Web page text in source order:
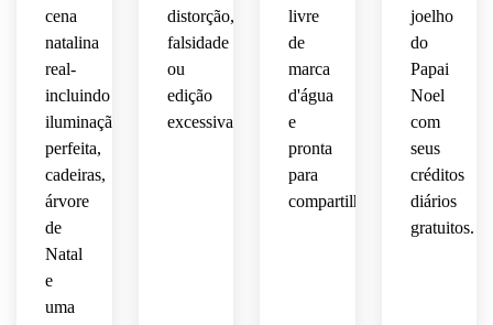
cena
natalina
real-
incluindo
iluminação
perfeita,
cadeiras,
árvore
de
Natal
e
uma
distorção,
falsidade
ou
edição
excessiva.
livre
de
marca
d'água
e
pronta
para
compartilhar.
joelho
do
Papai
Noel
com
seus
créditos
diários
gratuitos.